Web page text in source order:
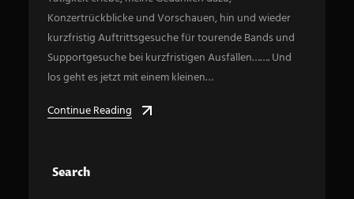
Konzertrückblicke und Vorschauen, hin und wieder
kurzfristig Auftrittsgesuche für tourende Bands und
Supportgesuche bei kurzfristigen Ausfällen……. Und
los geht es jetzt mit einem kleinen…
Continue Reading
Search